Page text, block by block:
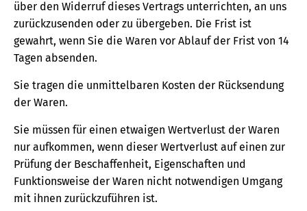
über den Widerruf dieses Vertrags unterrichten, an uns
zurückzusenden oder zu übergeben. Die Frist ist
gewahrt, wenn Sie die Waren vor Ablauf der Frist von 14
Tagen absenden.
Sie tragen die unmittelbaren Kosten der Rücksendung
der Waren.
Sie müssen für einen etwaigen Wertverlust der Waren
nur aufkommen, wenn dieser Wertverlust auf einen zur
Prüfung der Beschaffenheit, Eigenschaften und
Funktionsweise der Waren nicht notwendigen Umgang
mit ihnen zurückzuführen ist.